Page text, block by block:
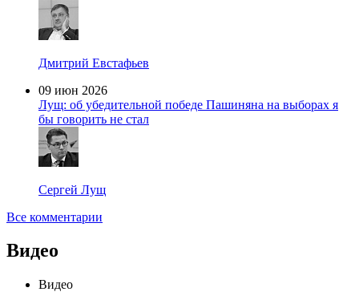
Дмитрий Евстафьев
09 июн 2026
Лущ: об убедительной победе Пашиняна на выборах я
бы говорить не стал
Сергей Лущ
Все комментарии
Видео
Видео